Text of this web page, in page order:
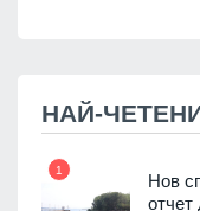
НАЙ-
1
Нов
отчет